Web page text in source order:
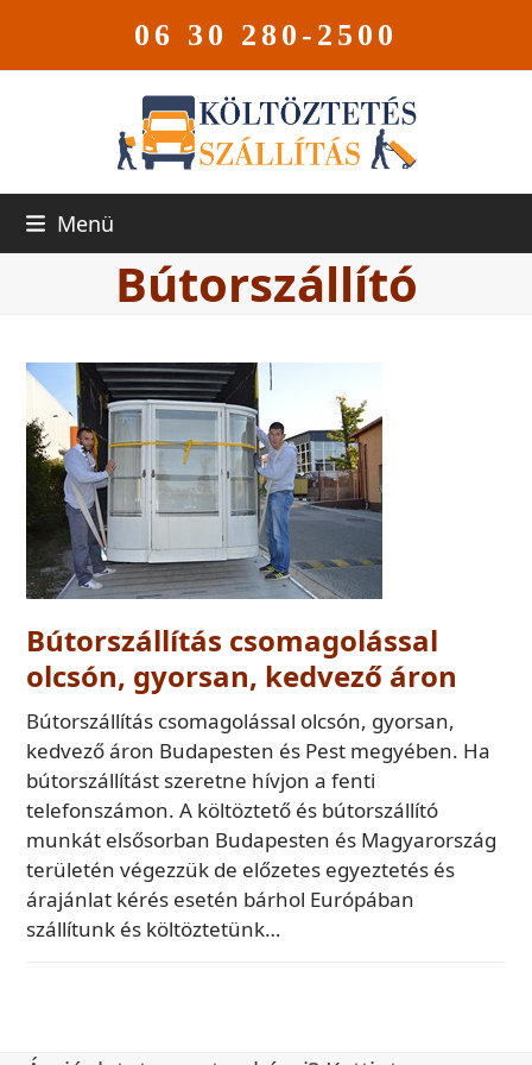
06 30 280-2500
Menü
Bútorszállító
Bútorszállítás csomagolással
olcsón, gyorsan, kedvező áron
Bútorszállítás csomagolással olcsón, gyorsan,
kedvező áron Budapesten és Pest megyében. Ha
bútorszállítást szeretne hívjon a fenti
telefonszámon. A költöztető és bútorszállító
munkát elsősorban Budapesten és Magyarország
területén végezzük de előzetes egyeztetés és
árajánlat kérés esetén bárhol Európában
szállítunk és költöztetünk…